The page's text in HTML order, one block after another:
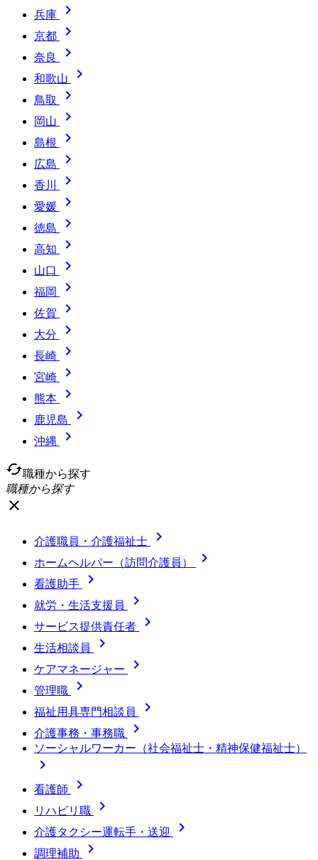
兵庫 
京都 
奈良 
和歌山 
鳥取 
岡山 
島根 
広島 
香川 
愛媛 
徳島 
高知 
山口 
福岡 
佐賀 
大分 
長崎 
宮崎 
熊本 
鹿児島 
沖縄

cached職種から探す
職種から探す
close
介護職員・介護福祉士 
ホームヘルパー（訪問介護員） 
看護助手 
就労・生活支援員 
サービス提供責任者 
生活相談員 
ケアマネージャー 
管理職 
福祉用具専門相談員 
介護事務・事務職 
ソーシャルワーカー（社会福祉士・精神保健福祉士）

看護師 
リハビリ職 
介護タクシー運転手・送迎 
調理補助 